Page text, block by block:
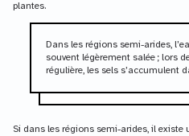
plantes.
Dans les régions semi-arides,
souvent légèrement salée ; lors
régulière, les sels s’accumulent
Si dans les régions semi-arides, il